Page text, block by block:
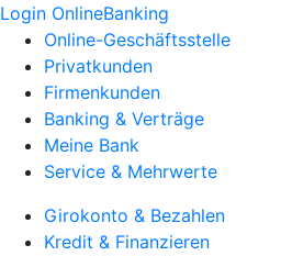
Login OnlineBanking
Online-Geschäftsstelle
Privatkunden
Firmenkunden
Banking & Verträge
Meine Bank
Service & Mehrwerte
Girokonto & Bezahlen
Kredit & Finanzieren